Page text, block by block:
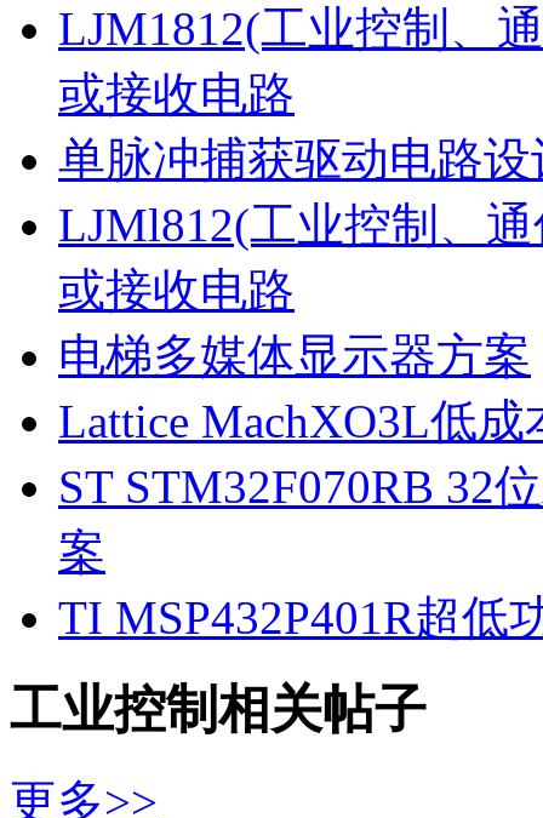
LJM1812(工业控制、
或接收电路
单脉冲捕获驱动电路设
LJMl812(工业控制、
或接收电路
电梯多媒体显示器方案
Lattice MachXO3L低
ST STM32F070RB 32
案
TI MSP432P401R超
工业控制相关帖子
更多>>